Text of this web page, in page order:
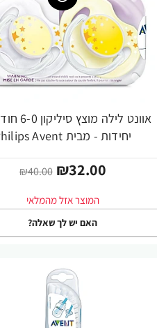
יחידות - מבית Philips Avent
₪32.00
₪40.00
האם יש לך שאלה?